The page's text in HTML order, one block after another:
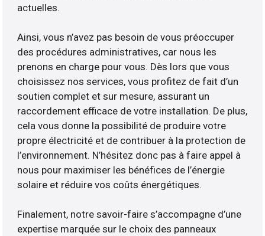
actuelles.
Ainsi, vous n’avez pas besoin de vous préoccuper
des procédures administratives, car nous les
prenons en charge pour vous. Dès lors que vous
choisissez nos services, vous profitez de fait d’un
soutien complet et sur mesure, assurant un
raccordement efficace de votre installation. De plus,
cela vous donne la possibilité de produire votre
propre électricité et de contribuer à la protection de
l’environnement. N’hésitez donc pas à faire appel à
nous pour maximiser les bénéfices de l’énergie
solaire et réduire vos coûts énergétiques.
Finalement, notre savoir-faire s’accompagne d’une
expertise marquée sur le choix des panneaux